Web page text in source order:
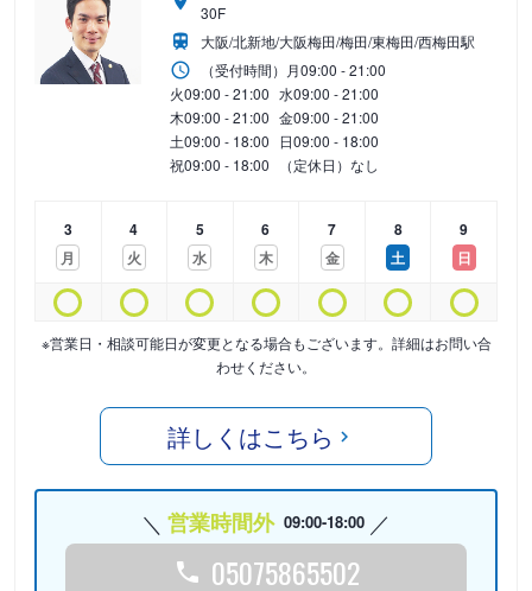
30F
大阪/北新地/大阪梅田/梅田/東梅田/西梅田駅
（受付時間） 月09:00 - 21:00
火09:00 - 21:00 水09:00 - 21:00
木09:00 - 21:00 金09:00 - 21:00
土09:00 - 18:00 日09:00 - 18:00
祝09:00 - 18:00 （定休日）なし
3
月
4
火
5
水
6
木
7
金
8
土
9
日
※営業日・相談可能日が変更となる場合もございます。詳細はお問い合
わせください。
詳しくはこちら
営業時間外 09:00-18:00
05075865502